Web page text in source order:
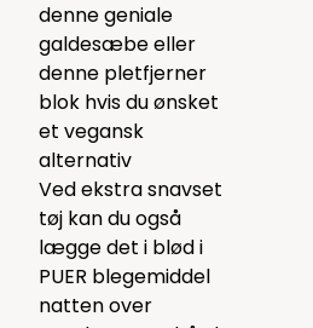
dennegeniale
galdesæbe eller
denne pletfjerner
blok hvis du ønsket
et vegansk
alternativ
Ved ekstra snavset
tøj kan du også
lægge det i blød i
PUER blegemiddel
natten over